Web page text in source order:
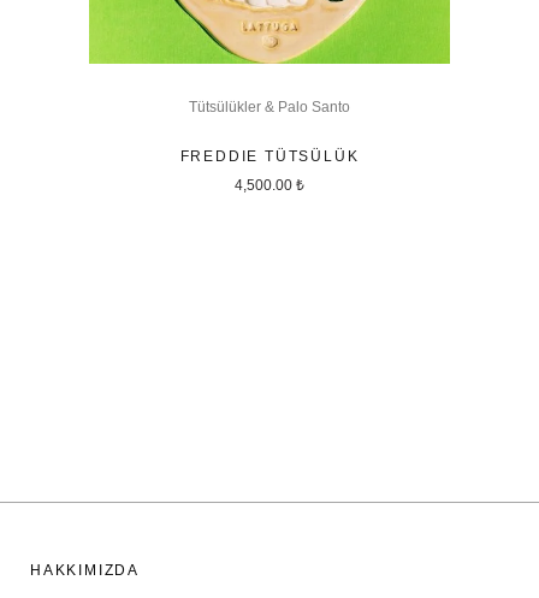
Tütsülükler & Palo Santo
FREDDIE TÜTSÜLÜK
4,500.00 ₺
HAKKIMIZDA